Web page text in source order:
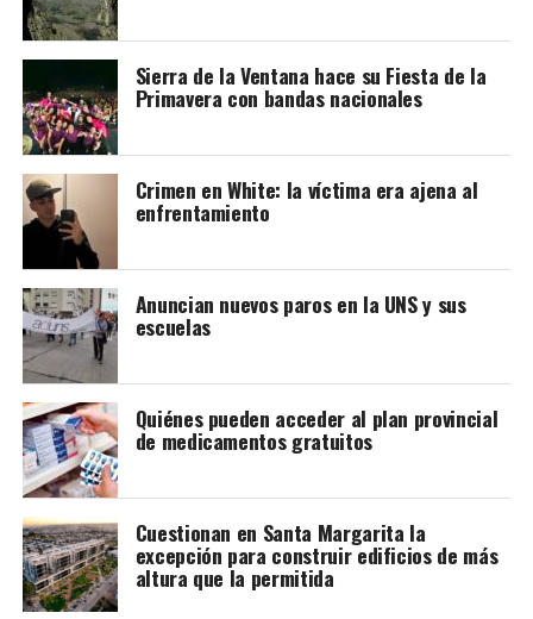
Sierra de la Ventana hace su Fiesta de la
Primavera con bandas nacionales
Crimen en White: la víctima era ajena al
enfrentamiento
Anuncian nuevos paros en la UNS y sus
escuelas
Quiénes pueden acceder al plan provincial
de medicamentos gratuitos
Cuestionan en Santa Margarita la
excepción para construir edificios de más
altura que la permitida